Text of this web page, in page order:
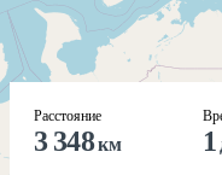
Расстояние
3 348км 1